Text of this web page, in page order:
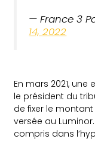
— France 3
14, 2022
En mars 2021,
le président du
de fixer le
versée au
compris dans